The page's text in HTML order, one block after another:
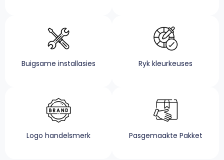
Buigsame installasies Ryk kleurkeuses
Logo handelsmerk Pasgemaakte Pakket